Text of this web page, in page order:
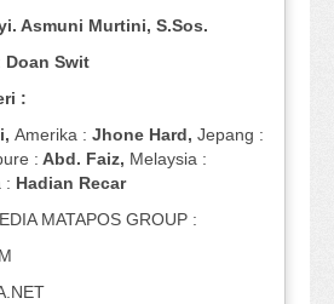
Asmuni Murtini, S.Sos.
Doan Swit
:
Amerika : Jhone Hard, Jepang :
: Abd. Faiz, Melaysia :
: Hadian Recar
MATAPOS GROUP :